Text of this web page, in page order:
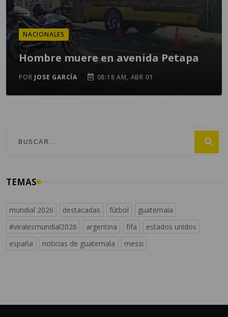
NACIONALES
Hombre muere en avenida Petapa
POR JOSE GARCÍA 08:18 AM, ABR 01
VIDEO: Así fueron rescatados dos